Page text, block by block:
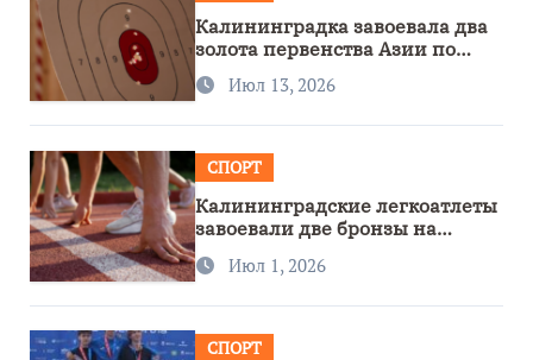
Калининградка завоевала два
золота первенства Азии по
метанию ножа
Июл 13, 2026
СПОРТ
Калининградские легкоатлеты
завоевали две бронзы на
первенстве России
Июл 1, 2026
СПОРТ